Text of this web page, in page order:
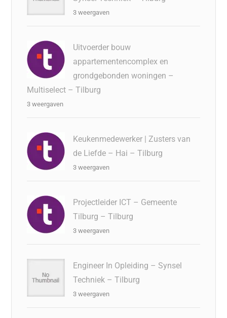
3 weergaven
Uitvoerder bouw
appartementencomplex en
grondgebonden woningen –
Multiselect – Tilburg
3 weergaven
Keukenmedewerker | Zusters van
de Liefde – Hai – Tilburg
3 weergaven
Projectleider ICT – Gemeente
Tilburg – Tilburg
3 weergaven
Engineer In Opleiding – Synsel
Techniek – Tilburg
3 weergaven